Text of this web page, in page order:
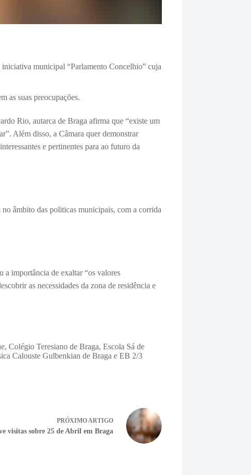
iniciativa municipal “Parlamento Concelhio” cuja
as suas preocupações.
Rio, autarca de Braga afirma que “existe um
Além disso, a Câmara quer demonstrar
e pertinentes para ao futuro da
âmbito das politicas municipais, com a corrida
a importância de exaltar “os valores
as necessidades da zona de residência e
Colégio Teresiano de Braga, Escola Sá de
Calouste Gulbenkian de Braga e EB 2/3
PRÓXIMOARTIGO
visitas sobre 25 de Abril em Braga